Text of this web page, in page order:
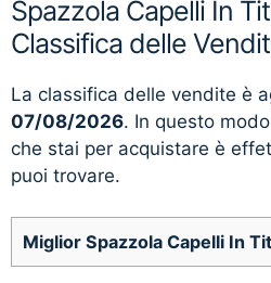
Spazzola Capelli In
Classifica delle
La classifica delle vendite è
07/08/2026. In questo
che stai per acquistare è
puoi trovare.
Miglior Spazzola Capelli In